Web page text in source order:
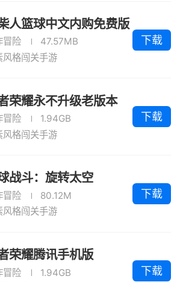
人篮球中文内购免费版
冒险
47.57MB
风格闯关手游
下载
荣耀永不升级老版本
冒险
1.94GB
风格闯关手游
下载
战斗：旋转太空
冒险
80.12M
风格闯关手游
下载
荣耀腾讯手机版
冒险
1.94GB
下载